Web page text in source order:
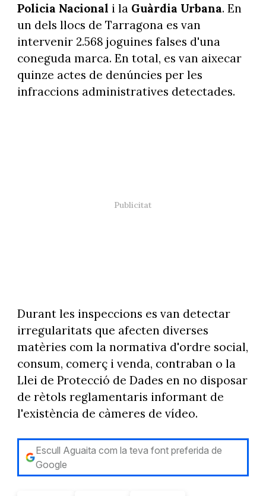
Policia Nacional i la Guàrdia Urbana. En
un dels llocs de Tarragona es van
intervenir 2.568 joguines falses d'una
coneguda marca. En total, es van aixecar
quinze actes de denúncies per les
infraccions administratives detectades.
Durant les inspeccions es van detectar
irregularitats que afecten diverses
matèries com la normativa d'ordre social,
consum, comerç i venda, contraban o la
Llei de Protecció de Dades en no disposar
de rètols reglamentaris informant de
l'existència de càmeres de vídeo.
Escull Aguaita com la teva font preferida de
Google